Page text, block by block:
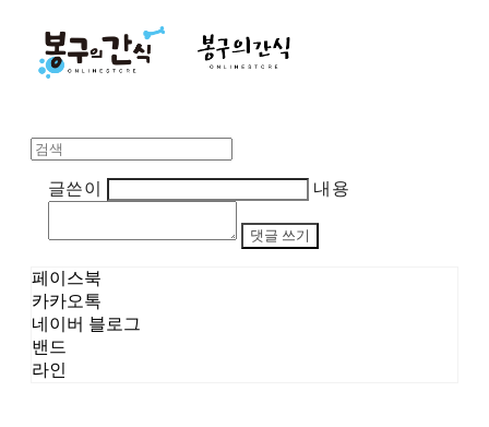
글쓴이 내용
댓글 쓰기
페이스북
카카오톡
네이버 블로그
밴드
라인